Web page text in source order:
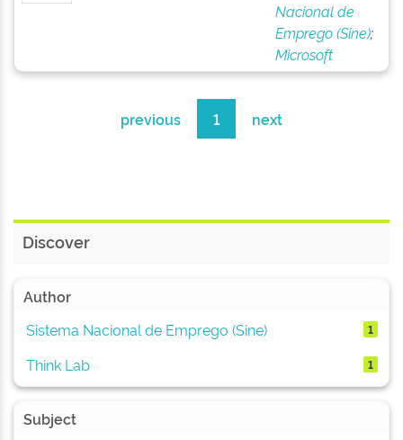
Nacional de
Emprego (Sine);
Microsoft
previous 1 next
Discover
Author
Sistema Nacional de Emprego (Sine)
1
Think Lab 1
Subject